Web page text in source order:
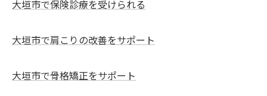
大垣市で保険診療を受けられる
大垣市で肩こりの改善をサポート
大垣市で骨格矯正をサポート